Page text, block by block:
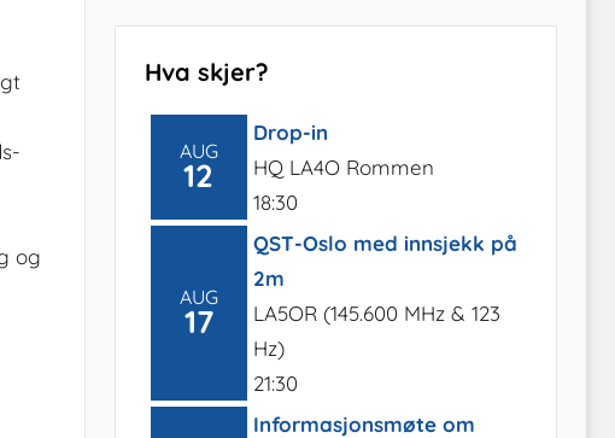
og
Hva skjer?
AUG
12
Drop-in
HQ LA4O Rommen
18:30
AUG
17
QST-Oslo med innsjekk på
2m
LA5OR (145.600 MHz & 123
Hz)
21:30
Informasjonsmøte om